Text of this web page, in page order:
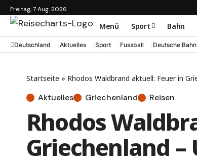
Freitag, 7 Aug. 2026
Menü Sport Bahn
Deutschland Aktuelles Sport Fussball Deutsche Bahn
Startseite » Rhodos Waldbrand aktuell: Feuer in
Aktuelles Griechenland Reisen
Rhodos
Griechenland